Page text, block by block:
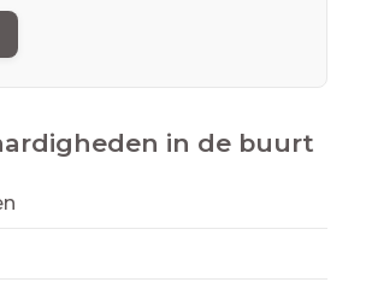
in de buurt